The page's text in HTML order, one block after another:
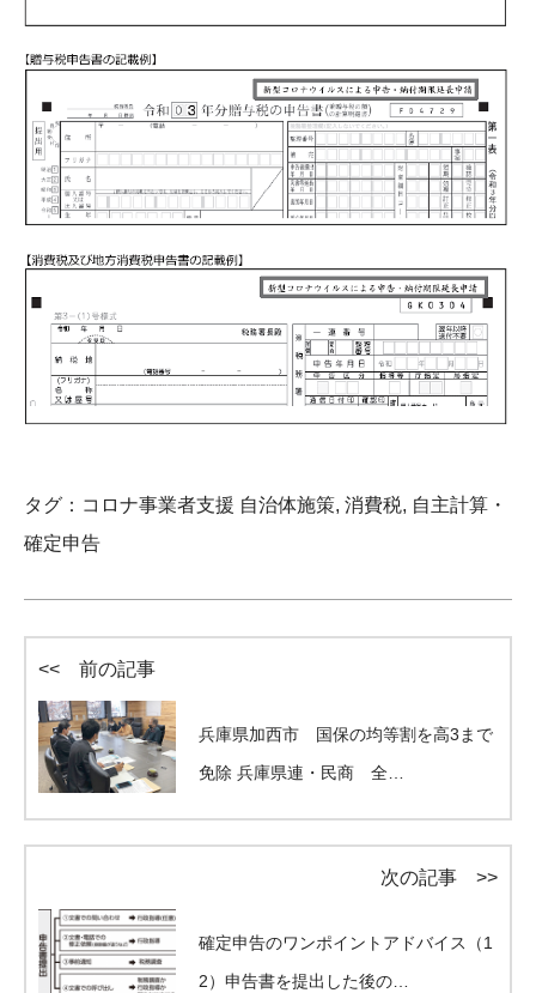
タグ： コロナ事業者支援 自治体施策, 消費税, 自主計算・
確定申告
<< 前の記事
兵庫県加西市 国保の均等割を高3まで
免除 兵庫県連・民商 全…
次の記事 >>
確定申告のワンポイントアドバイス（1
2）申告書を提出した後の…